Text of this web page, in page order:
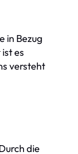
in Bezug
es
versteht
die